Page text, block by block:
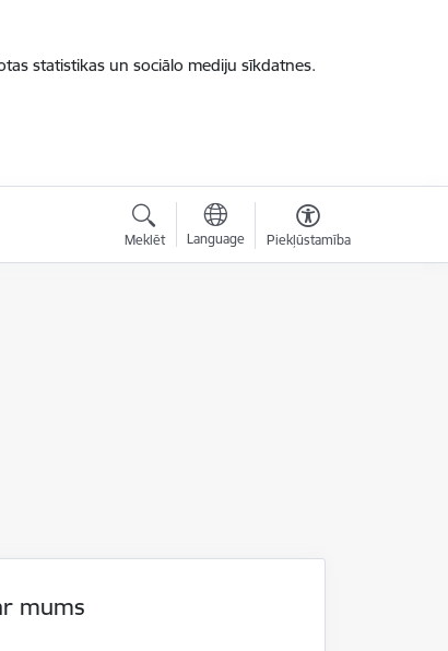
statistikas un sociālo mediju sīkdatnes.
Meklēt Language Piekļūstamība
mums